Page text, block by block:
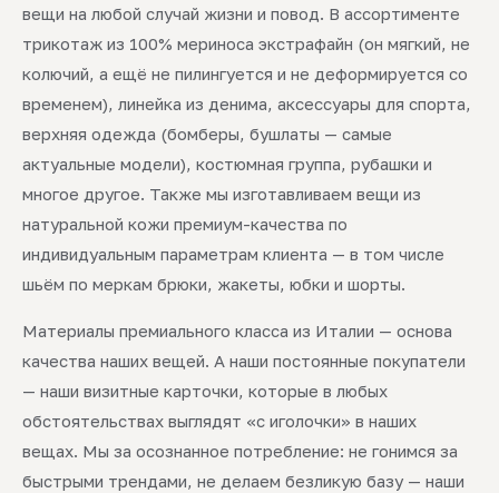
вещи на любой случай жизни и повод. В ассортименте
трикотаж из 100% мериноса экстрафайн (он мягкий, не
колючий, а ещё не пилингуется и не деформируется со
временем), линейка из денима, аксессуары для спорта,
верхняя одежда (бомберы, бушлаты — самые
актуальные модели), костюмная группа, рубашки и
многое другое. Также мы изготавливаем вещи из
натуральной кожи премиум-качества по
индивидуальным параметрам клиента — в том числе
шьём по меркам брюки, жакеты, юбки и шорты.
Материалы премиального класса из Италии — основа
качества наших вещей. А наши постоянные покупатели
— наши визитные карточки, которые в любых
обстоятельствах выглядят «с иголочки» в наших
вещах. Мы за осознанное потребление: не гонимся за
быстрыми трендами, не делаем безликую базу — наши